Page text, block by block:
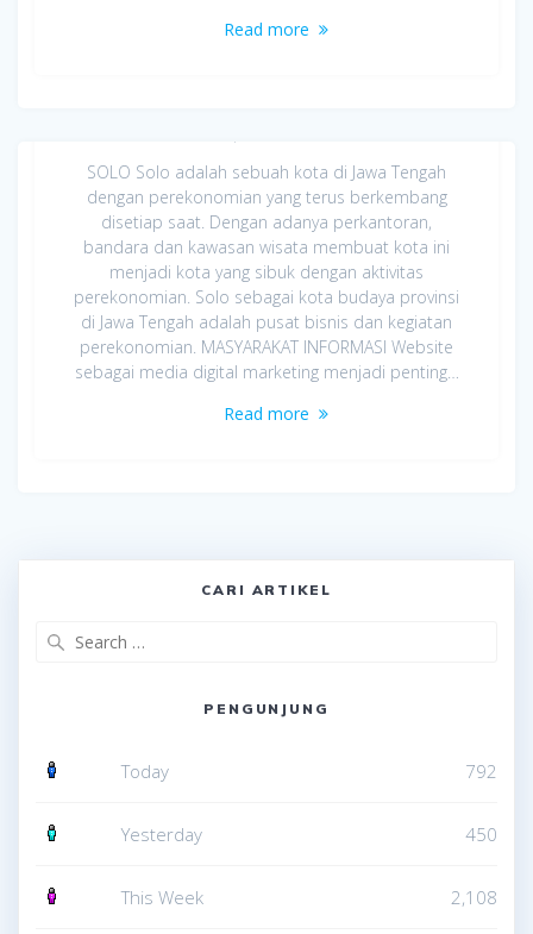
Read more
SOLO Solo adalah sebuah kota di Jawa Tengah
dengan perekonomian yang terus berkembang
disetiap saat. Dengan adanya perkantoran,
bandara dan kawasan wisata membuat kota ini
menjadi kota yang sibuk dengan aktivitas
perekonomian. Solo sebagai kota budaya provinsi
di Jawa Tengah adalah pusat bisnis dan kegiatan
perekonomian. MASYARAKAT INFORMASI Website
sebagai media digital marketing menjadi penting…
Read more
CARI ARTIKEL
PENGUNJUNG
Today 792
Yesterday 450
This Week 2,108